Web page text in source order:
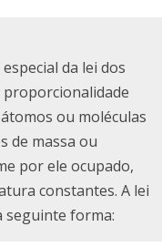
da lei dos
proporcionalidade
ou moléculas
de massa ou
por ele ocupado,
constantes. A lei
seguinte forma: